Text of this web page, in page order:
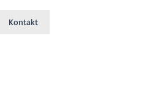
Kontakt